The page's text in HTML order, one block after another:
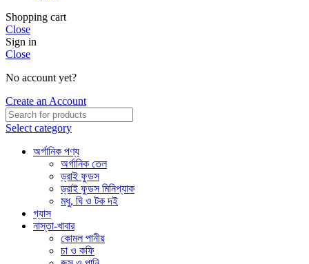
Shopping cart
Close
Sign in
Close
No account yet?
Create an Account
Select category
অর্গানিক পণ্য
অর্গানিক তেল
ড্রাই ফুডস
ড্রাই ফুডস মিনিপ্যাক
মধু, ঘি ও টক দই
গ্যাস
নাস্তা-খাবার
কোমল পানীয়
চা ও কফি